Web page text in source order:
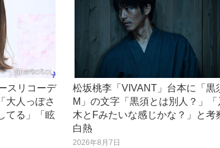
スリコーデ
大人っぽさ
てる」「眩
松坂桃李「VIVANT」台本に「黒
M」の文字「黒須とは別人？」「
木とFみたいな感じかな？」と考
白熱
2026年8月7日